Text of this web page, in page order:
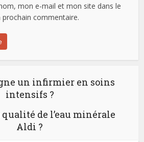
mon e-mail et mon site dans le
commentaire.
un infirmier en soins
intensifs ?
de l’eau minérale
Aldi ?